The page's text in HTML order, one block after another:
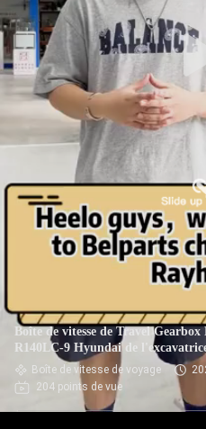
Boîte de vitesse de Travel
R140LC-9 Hyundai de
Boîte de vitesse de voyage
204 points de vue